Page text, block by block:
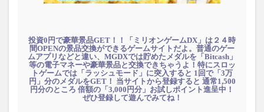
投資0円で豪華景品GET！！「ミリオンゲームDX」は２４時
間OPENの景品交換ができるゲームサイトだよ。普通のゲー
ムアプリなどと違い、MGDXでは貯めたメダルを「Bitcash」
等の電子マネーや豪華景品と交換できちゃうよ！特にスロッ
トゲームでは「ラッシュモード」に突入すると 1回で「3万
円」分のメダルをGET！ 当サイトから登録すると 通常1,500
円分のところ 倍額の「3,000円分」お試しポイント進呈中！
ぜひ登録して遊んでみてね！